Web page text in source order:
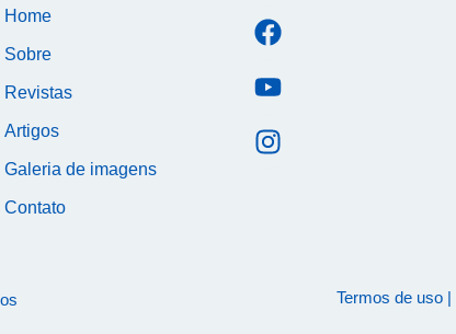
Home
Sobre
Revistas
Artigos
Galeria de imagens
Contato
Termos de uso|